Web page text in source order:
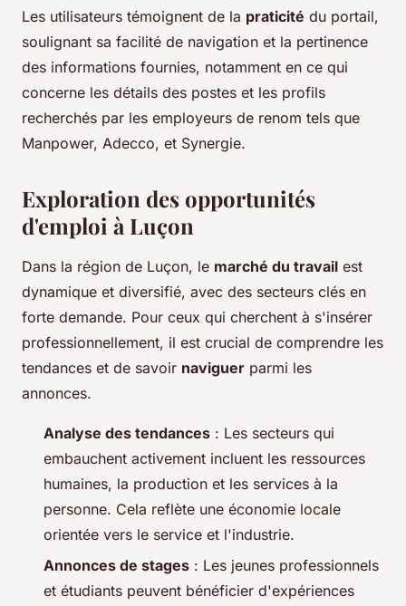
Les utilisateurs témoignent de la praticité du portail,
soulignant sa facilité de navigation et la pertinence
des informations fournies, notamment en ce qui
concerne les détails des postes et les profils
recherchés par les employeurs de renom tels que
Manpower, Adecco, et Synergie.
Exploration des opportunités
d'emploi à Luçon
Dans la région de Luçon, le marché du travail est
dynamique et diversifié, avec des secteurs clés en
forte demande. Pour ceux qui cherchent à s'insérer
professionnellement, il est crucial de comprendre les
tendances et de savoir naviguer parmi les
annonces.
Analyse des tendances : Les secteurs qui
embauchent activement incluent les ressources
humaines, la production et les services à la
personne. Cela reflète une économie locale
orientée vers le service et l'industrie.
Annonces de stages : Les jeunes professionnels
et étudiants peuvent bénéficier d'expériences